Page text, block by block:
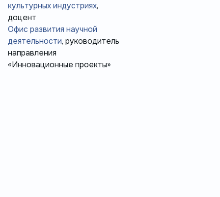
культурных индустриях,
доцент
Офис развития научной
деятельности, руководитель
направления
«Инновационные проекты»